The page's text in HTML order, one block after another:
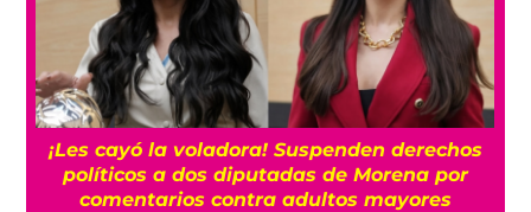
¡Les cayó la voladora! Suspenden derechos
políticos a dos diputadas de Morena por
comentarios contra adultos mayores